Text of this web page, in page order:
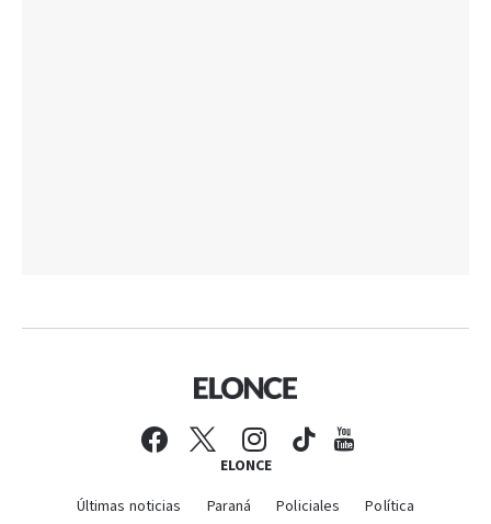
ELONCE
Últimas noticias Paraná Policiales
Política